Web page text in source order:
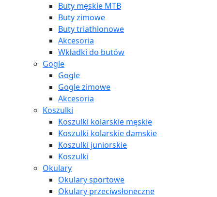
Buty męskie MTB
Buty zimowe
Buty triathlonowe
Akcesoria
Wkładki do butów
Gogle
Gogle
Gogle zimowe
Akcesoria
Koszulki
Koszulki kolarskie męskie
Koszulki kolarskie damskie
Koszulki juniorskie
Koszulki
Okulary
Okulary sportowe
Okulary przeciwsłoneczne